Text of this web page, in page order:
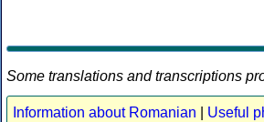
Some translations and transcriptions
Information about Romanian Useful